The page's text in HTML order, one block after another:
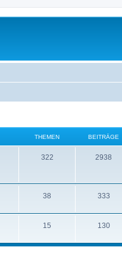
THEMEN BEITRÄGE
322 2938
38 333
15 130